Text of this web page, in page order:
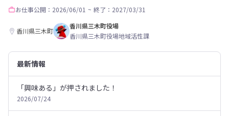
お仕事公開：2026/06/01 ~ 終了：2027/03/31
香川県三木町
香川県三木町役場
香川県三木町役場地域活性課
最新情報
「興味ある」が押されました！
2026/07/24